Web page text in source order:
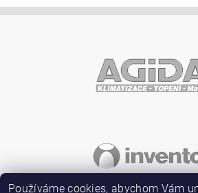
Vložením hodnocení souhlasíte s
Používáme cookies, abychom Vám